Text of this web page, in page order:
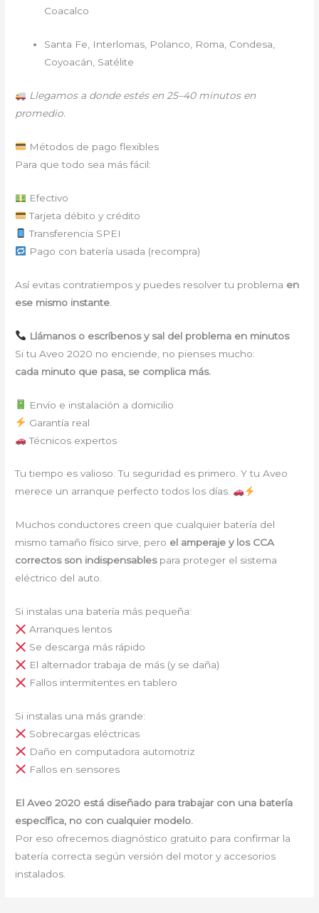
Coacalco
Santa Fe, Interlomas, Polanco, Roma, Condesa,
Coyoacán, Satélite
Llegamos a donde estés en 25–40 minutos en
promedio.
Métodos de pago flexibles
Para que todo sea más fácil:
Efectivo
Tarjeta débito y crédito
Transferencia SPEI
Pago con batería usada (recompra)
Así evitas contratiempos y puedes resolver tu problema en
ese mismo instante
Llámanos o escríbenos y sal del problema en minutos
Si tu Aveo 2020 no enciende, no pienses mucho:
cada minuto que pasa, se complica más.
Envío e instalación a domicilio
Garantía real
Técnicos expertos
Tu tiempo es valioso. Tu seguridad es primero. Y tu Aveo
merece un arranque perfecto todos los días.
Muchos conductores creen que cualquier batería del
mismo tamaño físico sirve, pero el amperaje y los CCA
correctos son indispensablespara proteger el sistema
eléctrico del auto.
Si instalas una batería más pequeña:
Arranques lentos
Se descarga más rápido
El alternador trabaja de más (y se daña)
Fallos intermitentes en tablero
Si instalas una más grande:
Sobrecargas eléctricas
Daño en computadora automotriz
Fallos en sensores
El Aveo 2020 está diseñado para trabajar con una batería
específica, no con cualquier modelo.
Por eso ofrecemos diagnóstico gratuito para confirmar la
batería correcta según versión del motor y accesorios
instalados.